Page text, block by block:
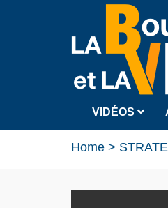
VIDÉOS
Home >